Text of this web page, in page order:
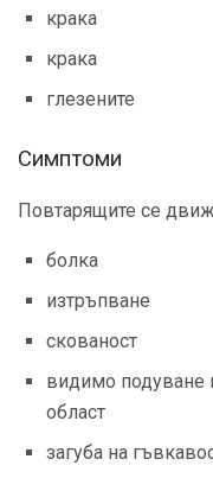
крака
крака
глезените
Симптоми
Повтарящите се
болка
изтръпване
скованост
видимо подуване
област
загуба на